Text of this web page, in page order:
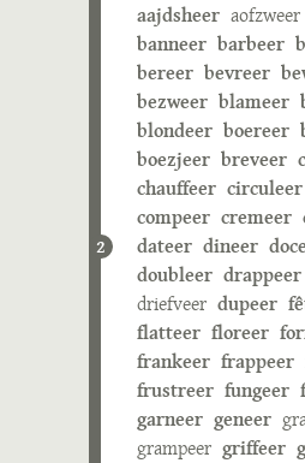
2
aajdsheer aofzweer
banneer barbeer
bereer bevreer
bezweer blameer
blondeer boereer
boezjeer breveer
chauffeer circuleer
compeer cremeer
dateer dineer
doubleer drappeer
driefveer dupeer
flatteer floreer
frankeer frappeer
frustreer fungeer
garneer geneer
grampeer griffeer